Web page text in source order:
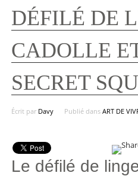
DÉFILÉ DE
CADOLLE
SECRET
Écrit par Davy Publié dans ART DE
Le défilé de